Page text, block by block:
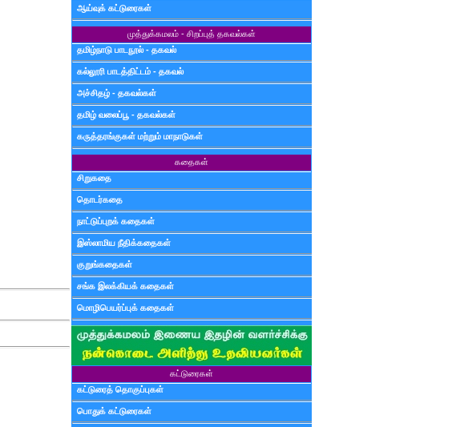
ஆய்வுக் கட்டுரைகள்
முத்துக்கமலம் - சிறப்புத் தகவல்கள்
தமிழ்நாடு பாடநூல் - தகவல்
கல்லூரி பாடத்திட்டம் - தகவல்
அச்சிதழ் - தகவல்கள்
தமிழ் வலைப்பூ - தகவல்கள்
கருத்தரங்குகள் மற்றும் மாநாடுகள்
கதைகள்
சிறுகதை
தொடர்கதை
நாட்டுப்புறக் கதைகள்
இஸ்லாமிய நீதிக்கதைகள்
குறுங்கதைகள்
சங்க இலக்கியக் கதைகள்
மொழிபெயர்ப்புக் கதைகள்
கட்டுரைகள்
கட்டுரைத் தொகுப்புகள்
பொதுக் கட்டுரைகள்